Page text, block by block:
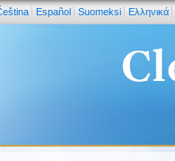
Español Suomeksi Ελληνικά